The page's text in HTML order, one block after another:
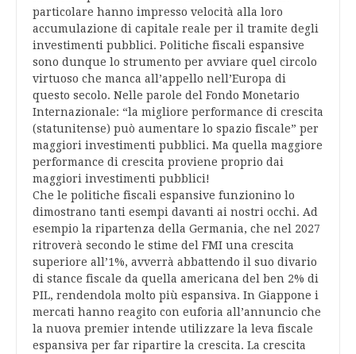
particolare hanno impresso velocità alla loro
accumulazione di capitale reale per il tramite degli
investimenti pubblici. Politiche fiscali espansive
sono dunque lo strumento per avviare quel circolo
virtuoso che manca all’appello nell’Europa di
questo secolo. Nelle parole del Fondo Monetario
Internazionale: “la migliore performance di crescita
(statunitense) può aumentare lo spazio fiscale” per
maggiori investimenti pubblici. Ma quella maggiore
performance di crescita proviene proprio dai
maggiori investimenti pubblici!
Che le politiche fiscali espansive funzionino lo
dimostrano tanti esempi davanti ai nostri occhi. Ad
esempio la ripartenza della Germania, che nel 2027
ritroverà secondo le stime del FMI una crescita
superiore all’1%, avverrà abbattendo il suo divario
di stance fiscale da quella americana del ben 2% di
PIL, rendendola molto più espansiva. In Giappone i
mercati hanno reagito con euforia all’annuncio che
la nuova premier intende utilizzare la leva fiscale
espansiva per far ripartire la crescita. La crescita